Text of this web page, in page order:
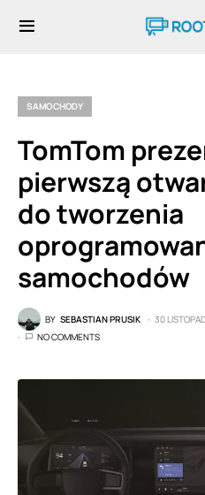
SAMOCHODY
TomTom
pierwszą
do tworzenia
samochodów
BY SEBASTIAN PRUSIK 30
NO COMMENTS